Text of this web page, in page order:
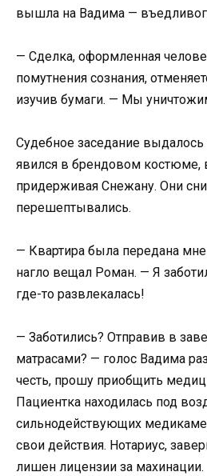
вышла на Вадима —
— Сделка, оформленная
помутнения сознания,
изучив бумаги. — Мы
Судебное заседание
явился в брендовом костюме,
придерживая Снежану. Они
перешептывались.
— Квартира была передана
нагло вещал Роман. — Я
где-то развлекалась!
— Заботились? Отправив в
матрасами? — голос Вадима
честь, прошу приобщить
Пациентка находилась под
сильнодействующих
свои действия. Нотариус,
лишен лицензии за махинации.